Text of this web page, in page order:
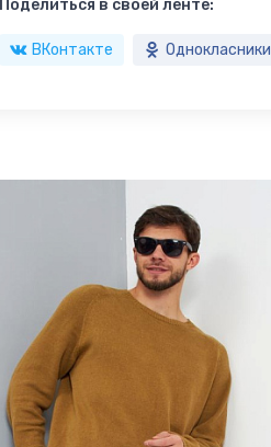
Поделиться в своей ленте:
ВКонтакте Однокласники